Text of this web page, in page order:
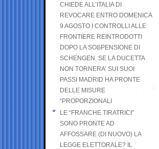
CHIEDE ALL’ITALIA DI
REVOCARE ENTRO DOMENICA
9 AGOSTO I CONTROLLI ALLE
FRONTIERE REINTRODOTTI
DOPO LA SOSPENSIONE DI
SCHENGEN. SE LA DUCETTA
NON TORNERA’ SUI SUOI
PASSI MADRID HA PRONTE
DELLE MISURE
“PROPORZIONALI
LE “FRANCHE TIRATRICI”
SONO PRONTE AD
AFFOSSARE (DI NUOVO) LA
LEGGE ELETTORALE? IL